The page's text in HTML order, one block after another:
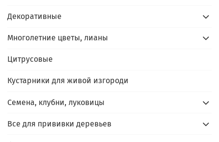
Декоративные
Многолетние цветы, лианы
Цитрусовые
Кустарники для живой изгороди
Семена, клубни, луковицы
Все для прививки деревьев